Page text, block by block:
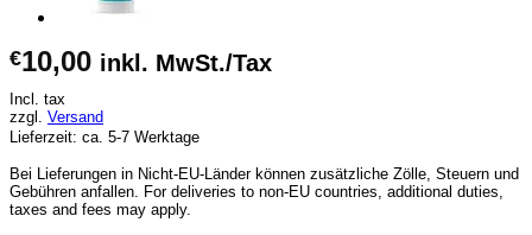
€10,00 inkl. MwSt./Tax
Incl. tax
zzgl. Versand
Lieferzeit: ca. 5-7 Werktage
Bei Lieferungen in Nicht-EU-Länder können zusätzliche Zölle, Steuern und
Gebühren anfallen. For deliveries to non-EU countries, additional duties,
taxes and fees may apply.